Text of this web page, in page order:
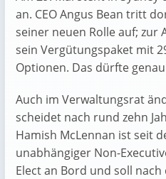
an. CEO Angus Bean tritt
seiner neuen Rolle auf; zur
sein Vergütungspaket mit
Optionen. Das dürfte
Auch im Verwaltungsrat
scheidet nach rund zehn
Hamish McLennan ist seit
unabhängiger Non-
Elect an Bord und soll